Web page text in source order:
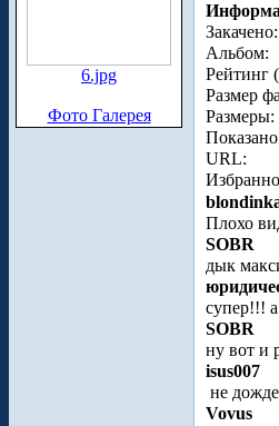
6.jpg
Фото Галерея
Закачено:
Альбом:
Рейтинг
Размер
Размеры:
URL:
Плохо
SOBR
дык
супер!!!
SOBR
ну вот и
isus007
не
Vovus